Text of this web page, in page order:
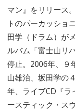
マン』をリリース
トのパーカッショ
田学（ドラム）が
ルバム「富士山リ
停止。2006年、９
山雄治、坂田学の
年、ライブCD『ラ
ースティック・ス